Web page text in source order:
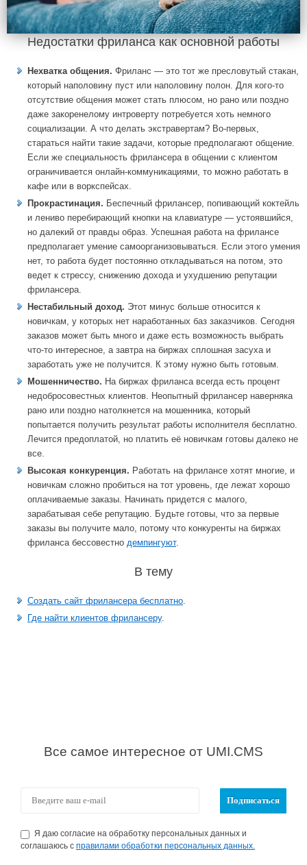
Недостатки фриланса как основной работы
Нехватка общения. Фриланс ― это тот же пресловутый стакан,
который наполовину пуст или наполовину полон. Для кого-то
отсутствие общения может стать плюсом, но рано или поздно
даже закоренелому интроверту потребуется хоть немного
социализации. А что делать экстравертам? Во-первых,
стараться найти такие задачи, которые предполагают общение.
Если же специальность фрилансера в общении с клиентом
ограничивается онлайн-коммуникациями, то можно работать в
кафе или в воркспейсах.
Прокрастинация. Беспечный фрилансер, попивающий коктейль
и лениво перебирающий кнопки на клавиатуре — устоявшийся,
но далекий от правды образ. Успешная работа на фрилансе
предполагает умение самоорганизовываться. Если этого умения
нет, то работа будет постоянно откладываться на потом, это
ведет к стрессу, снижению дохода и ухудшению репутации
фрилансера.
Нестабильный доход. Этот минус больше относится к
новичкам, у которых нет наработанных баз заказчиков. Сегодня
заказов может быть много и даже есть возможность выбрать
что-то интересное, а завтра на биржах сплошная засуха и
заработать уже не получится. К этому нужно быть готовым.
Мошенничество. На биржах фриланса всегда есть процент
недобросовестных клиентов. Неопытный фрилансер наверняка
рано или поздно натолкнется на мошенника, который
попытается получить результат работы исполнителя бесплатно.
Лечится предоплатой, но платить её новичкам готовы далеко не
все.
Высокая конкуренция. Работать на фрилансе хотят многие, и
новичкам сложно пробиться на тот уровень, где лежат хорошо
оплачиваемые заказы. Начинать придется с малого,
зарабатывая себе репутацию. Будьте готовы, что за первые
заказы вы получите мало, потому что конкуренты на биржах
фриланса бессовестно демпингуют.
В тему
Создать сайт фрилансера бесплатно
Где найти клиентов фрилансеру.
Все самое интересное от UMI.CMS
Я даю согласие на обработку персональных данных и
соглашаюсь с правилами обработки персональных данных.